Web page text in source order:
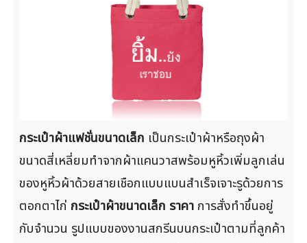
กระเป๋าผ้าแฟชั่นขนาดเล็ก เป็นกระเป๋าผ้าหรือถุงผ้า
ขนาดสี่เหลี่ยมทำจากผ้าแคนวาสพร้อมหูหิ้วเพิ่มลูกเล่น
ของหูหิ้วผ้าด้วยสายเชือกแบบแบนสำเร็จเจาะรูด้วยการ
ตอกตาไก่ กระเป๋าผ้าขนาดเล็ก ราคา การสั่งทำขึ้นอยู่
กับจำนวน รูปแบบของงานสกรีนบนกระเป๋าตามที่ลูกค้า